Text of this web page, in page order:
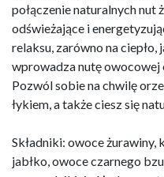
połączenie naturalnych nut
odświeżające i
relaksu, zarówno na ciepło,
wprowadza nutę owocowej
Pozwól sobie na chwilę
łykiem, a także ciesz się
Składniki: owoce
jabłko, owoce czarnego